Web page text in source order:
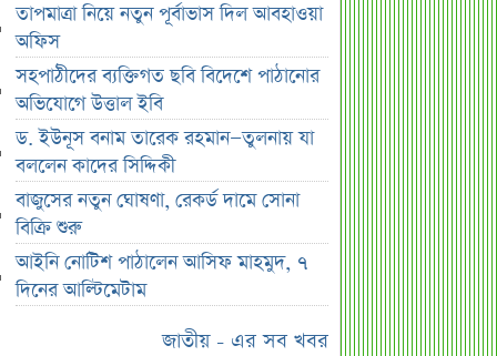
ফল প্রকাশের তারিখ ঘোষণা
সৌদিতে বাংলাদেশিদের জন্য বড় সুখবর
মাসের স্থবিরতা কাটিয়ে আবার গ্যাস
পরিবহনে ইন্ট্রাকো
সুদেও মিলছে না আমানত, অবসায়নের
প্রক্রিয়ায় ৫ আর্থিক প্রতিষ্ঠান
নির্বাচনের চূড়ান্ত তারিখ ঘোষণা
সাকিবের বাড়িতে হামলার পর কড়া
প্রতিক্রিয়া পশ্চিমবঙ্গের মন্ত্রীর
০৬ আগস্ট ব্লকে পাঁচ কোম্পানির বড়
তাপমাত্রা নিয়ে নতুন পূর্বাভাস দিল আবহাওয়া
অফিস
সহপাঠীদের ব্যক্তিগত ছবি বিদেশে পাঠানোর
অভিযোগে উত্তাল ইবি
ড. ইউনূস বনাম তারেক রহমান—তুলনায় যা
বললেন কাদের সিদ্দিকী
বাজুসের নতুন ঘোষণা, রেকর্ড দামে সোনা
বিক্রি শুরু
আইনি নোটিশ পাঠালেন আসিফ মাহমুদ, ৭
দিনের আল্টিমেটাম
জাতীয় - এর সব খবর